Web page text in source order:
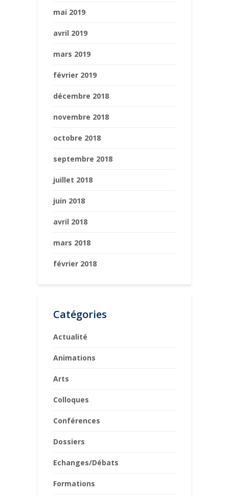
mai 2019
avril 2019
mars 2019
février 2019
décembre 2018
novembre 2018
octobre 2018
septembre 2018
juillet 2018
juin 2018
avril 2018
mars 2018
février 2018
Catégories
Actualité
Animations
Arts
Colloques
Conférences
Dossiers
Echanges/Débats
Formations